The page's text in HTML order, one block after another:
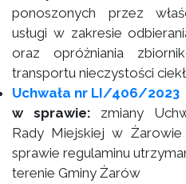
ponoszonych przez
usługi w zakresie
oraz opróżniania
transportu nieczystości
Uchwała nr LI/406/2023
w sprawie: zmiany
Rady Miejskiej w
sprawie regulaminu
terenie Gminy Żarów